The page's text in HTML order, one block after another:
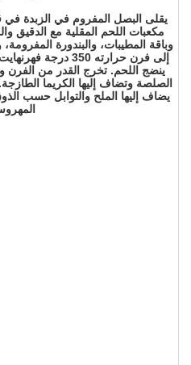
يقلى البصل المفروم في الزبدة
مكعبات اللحم المقلية مع الدقيق
وباقة المطيبات، والبندورة
إلى فرن حرارته
ينضج اللحم. تخرج القدر من الفرن
الصلصة وتضاف إليها الكريما
يضاف إليها الملح والتوابل حسب